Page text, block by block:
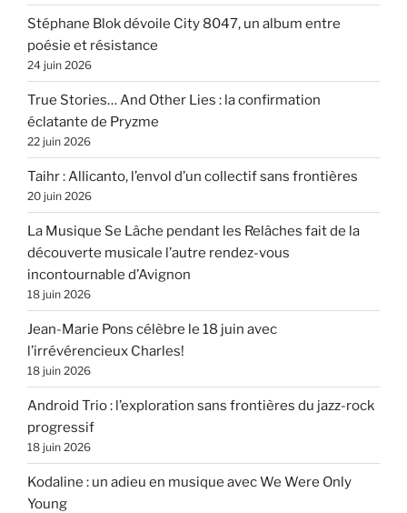
Stéphane Blok dévoile City 8047, un album entre
poésie et résistance
24 juin 2026
True Stories… And Other Lies : la confirmation
éclatante de Pryzme
22 juin 2026
Taihr : Allicanto, l’envol d’un collectif sans frontières
20 juin 2026
La Musique Se Lâche pendant les Relâches fait de la
découverte musicale l’autre rendez-vous
incontournable d’Avignon
18 juin 2026
Jean-Marie Pons célèbre le 18 juin avec
l’irrévérencieux Charles!
18 juin 2026
Android Trio : l’exploration sans frontières du jazz-rock
progressif
18 juin 2026
Kodaline : un adieu en musique avec We Were Only
Young